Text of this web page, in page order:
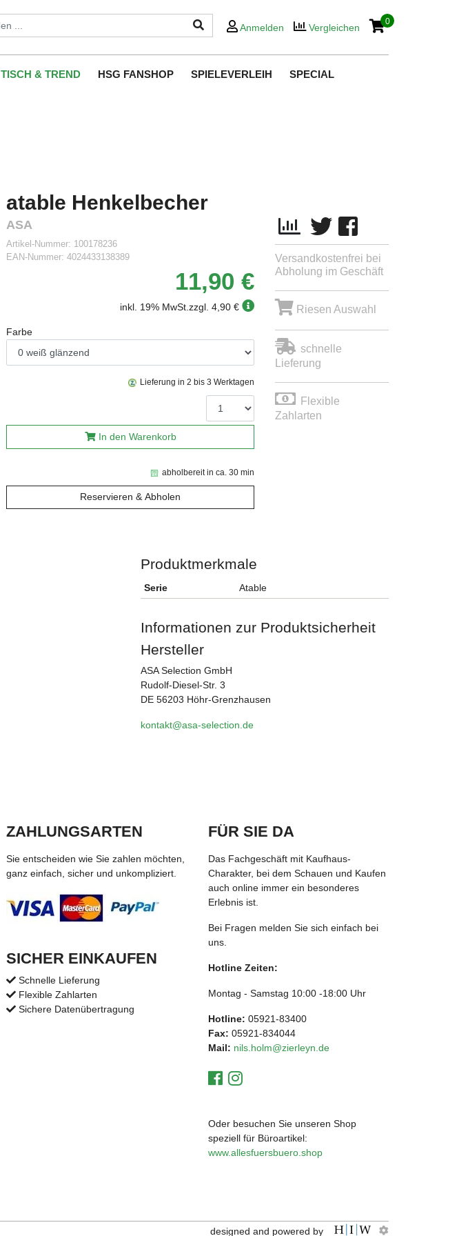
Anmelden Vergleichen
0
TISCH & TREND HSG FANSHOP SPIELEVERLEIH SPECIAL
atable Henkelbecher
ASA
Artikel-Nummer: 100178236
EAN-Nummer: 4024433138389
11,90 €
inkl. 19% MwSt. zzgl. 4,90 €
Farbe
abholbereit in ca. 30 min
Reservieren & Abholen
Lieferung in 2 bis 3 Werktagen
In den Warenkorb
Versandkostenfrei bei
Abholung im Geschäft
Riesen Auswahl
schnelle
Lieferung
Flexible
Zahlarten
Produktmerkmale
Serie Atable
Informationen zur Produktsicherheit
Hersteller
ASA Selection GmbH
Rudolf-Diesel-Str. 3
DE 56203 Höhr-Grenzhausen
kontakt@asa-selection.de
ZAHLUNGSARTEN
Sie entscheiden wie Sie zahlen möchten,
ganz einfach, sicher und unkompliziert.
SICHER EINKAUFEN
Schnelle Lieferung
Flexible Zahlarten
Sichere Datenübertragung
FÜR SIE DA
Das Fachgeschäft mit Kaufhaus-
Charakter, bei dem Schauen und Kaufen
auch online immer ein besonderes
Erlebnis ist.
Bei Fragen melden Sie sich einfach bei
uns.
Hotline Zeiten:
Montag - Samstag 10:00 -18:00 Uhr
Hotline: 05921-83400
Fax: 05921-834044
Mail: nils.holm@zierleyn.de
Oder besuchen Sie unseren Shop
speziell für Büroartikel:
www.allesfuersbuero.shop
designed and powered by